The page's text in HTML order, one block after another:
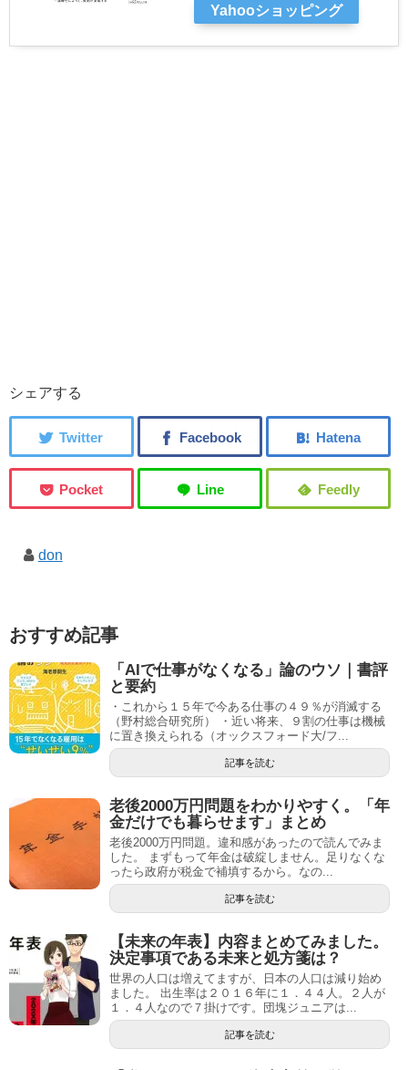
Yahooショッピング
シェアする
don
おすすめ記事
「AIで仕事がなくなる」論のウソ｜書評
と要約
・これから１５年で今ある仕事の４９％が消滅する
（野村総合研究所） ・近い将来、９割の仕事は機械
に置き換えられる（オックスフォード大/フ...
記事を読む
老後2000万円問題をわかりやすく。「年
金だけでも暮らせます」まとめ
老後2000万円問題。違和感があったので読んでみま
した。 まずもって年金は破綻しません。足りなくな
ったら政府が税金で補填するから。なの...
記事を読む
【未来の年表】内容まとめてみました。
決定事項である未来と処方箋は？
世界の人口は増えてますが、日本の人口は減り始め
ました。 出生率は２０１６年に１．４４人。２人が
１．４人なので７掛けです。団塊ジュニアは...
記事を読む